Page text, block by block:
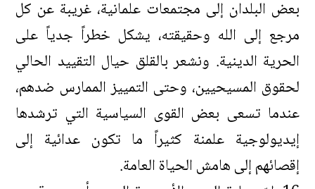
بعض البلدان إلى مجتمعات علمانية، غريبة عن كل
مرجع إلى الله وحقيقته، يشكل خطراً جدياً على
الحرية الدينية. ونشعر بالقلق حيال التقييد الحالي
لحقوق المسيحيين، وحتى التمييز الممارس ضدهم،
عندما تسعى بعض القوى السياسية التي ترشدها
إيديولوجية علمنة كثيراً ما تكون عدائية إلى
إقصائهم إلى هامش الحياة العامة.